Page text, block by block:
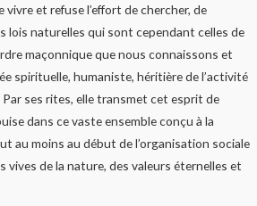
et refuse l’effort de chercher, de
lois naturelles qui sont cependant celles de
maçonnique que nous connaissons et
spirituelle, humaniste, héritière de l’activité
ses rites, elle transmet cet esprit de
dans ce vaste ensemble conçu à la
au moins au début de l’organisation sociale
vives de la nature, des valeurs éternelles et